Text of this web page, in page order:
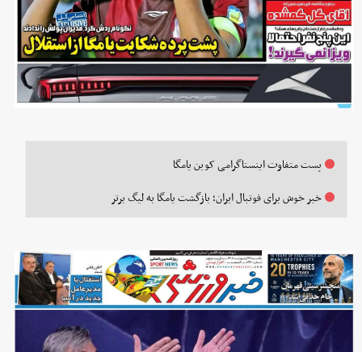
پست متفاوت اینستاگرامی کوین یامگا
خبر خوش برای فوتبال ایران؛ بازگشت یامگا به لیگ برتر